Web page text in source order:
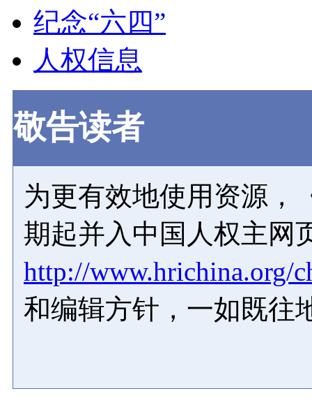
纪念“六四”
人权信息
敬告读者
为更有效地使用资源，
期起并入中国人权主网
http://www.hrichina.org/
和编辑方针，一如既往